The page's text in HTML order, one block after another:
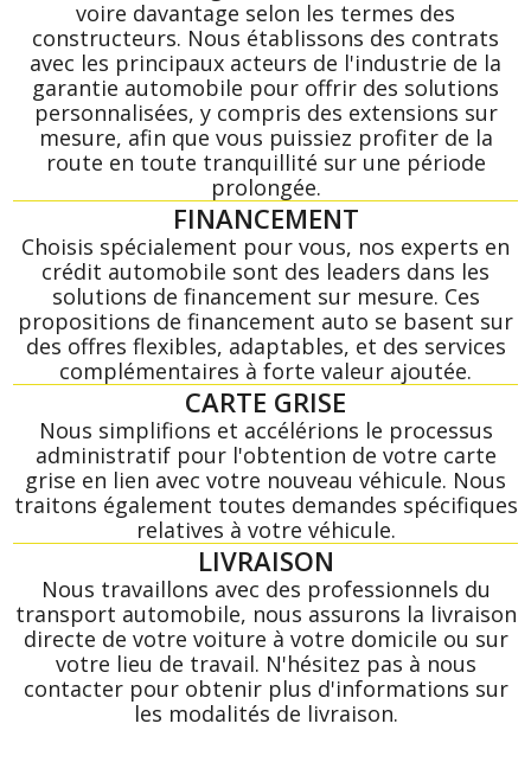
voire davantage selon les termes des
constructeurs. Nous établissons des contrats
avec les principaux acteurs de l'industrie de la
garantie automobile pour offrir des solutions
personnalisées, y compris des extensions sur
mesure, afin que vous puissiez profiter de la
route en toute tranquillité sur une période
prolongée.
FINANCEMENT
Choisis spécialement pour vous, nos experts en
crédit automobile sont des leaders dans les
solutions de financement sur mesure. Ces
propositions de financement auto se basent sur
des offres flexibles, adaptables, et des services
complémentaires à forte valeur ajoutée.
CARTE GRISE
Nous simplifions et accélérions le processus
administratif pour l'obtention de votre carte
grise en lien avec votre nouveau véhicule. Nous
traitons également toutes demandes spécifiques
relatives à votre véhicule.
LIVRAISON
Nous travaillons avec des professionnels du
transport automobile, nous assurons la livraison
directe de votre voiture à votre domicile ou sur
votre lieu de travail. N'hésitez pas à nous
contacter pour obtenir plus d'informations sur
les modalités de livraison.